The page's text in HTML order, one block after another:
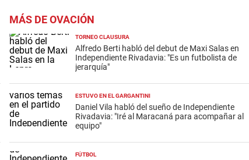
MÁS DE OVACIÓN
TORNEO CLAUSURA
Alfredo Berti habló del debut de Maxi Salas en
Independiente Rivadavia: "Es un futbolista de
jerarquía"
ESTUVO EN EL GARGANTINI
Daniel Vila habló del sueño de Independiente
Rivadavia: "Iré al Maracaná para acompañar al
equipo"
FÚTBOL